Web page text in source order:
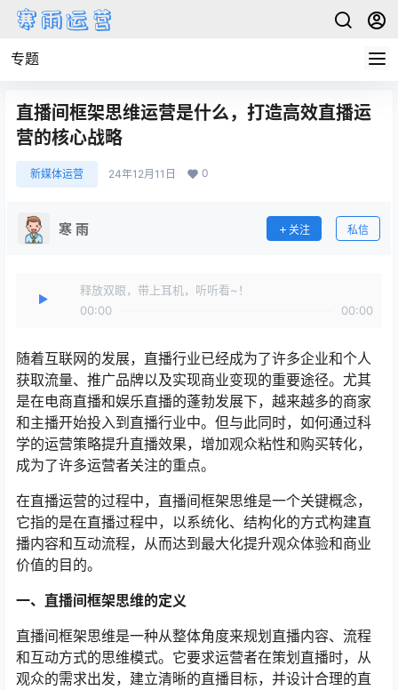
专题
直播间框架思维运营是什么，打造高效直播运
营的核心战略
新媒体运营 24年12月11日 0
寒 雨 关注 私信
释放双眼，带上耳机，听听看~！
00:00
00:00
随着互联网的发展，直播行业已经成为了许多企业和个人
获取流量、推广品牌以及实现商业变现的重要途径。尤其
是在电商直播和娱乐直播的蓬勃发展下，越来越多的商家
和主播开始投入到直播行业中。但与此同时，如何通过科
学的运营策略提升直播效果，增加观众粘性和购买转化，
成为了许多运营者关注的重点。
在直播运营的过程中，直播间框架思维是一个关键概念，
它指的是在直播过程中，以系统化、结构化的方式构建直
播内容和互动流程，从而达到最大化提升观众体验和商业
价值的目的。
一、直播间框架思维的定义
直播间框架思维是一种从整体角度来规划直播内容、流程
和互动方式的思维模式。它要求运营者在策划直播时，从
观众的需求出发，建立清晰的直播目标，并设计合理的直